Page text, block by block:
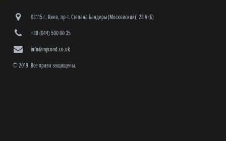
03115 г. Киев, пр-т. Степана Бандеры (Московский), 28 А (Б)
+38 (044) 500 00 35
info@mycond.co.uk
© 2019. Все права защищены.